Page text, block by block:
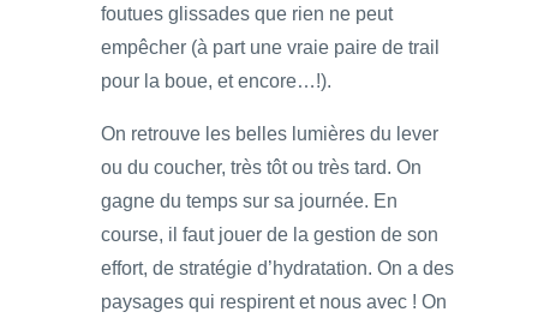
foutues glissades que rien ne peut
empêcher (à part une vraie paire de trail
pour la boue, et encore…!).
On retrouve les belles lumières du lever
ou du coucher, très tôt ou très tard. On
gagne du temps sur sa journée. En
course, il faut jouer de la gestion de son
effort, de stratégie d’hydratation. On a des
paysages qui respirent et nous avec ! On